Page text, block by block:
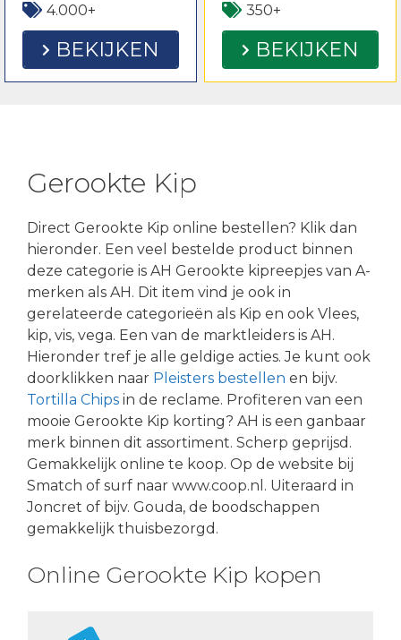
4.000+
BEKIJKEN
350+
BEKIJKEN
Gerookte Kip
Direct Gerookte Kip online bestellen? Klik dan
hieronder. Een veel bestelde product binnen
deze categorie is AH Gerookte kipreepjes van A-
merken als AH. Dit item vind je ook in
gerelateerde categorieën als Kip en ook Vlees,
kip, vis, vega. Een van de marktleiders is AH.
Hieronder tref je alle geldige acties. Je kunt ook
doorklikken naar Pleisters bestellen en bijv.
Tortilla Chips in de reclame. Profiteren van een
mooie Gerookte Kip korting? AH is een ganbaar
merk binnen dit assortiment. Scherp geprijsd.
Gemakkelijk online te koop. Op de website bij
Smatch of surf naar www.coop.nl. Uiteraard in
Joncret of bijv. Gouda, de boodschappen
gemakkelijk thuisbezorgd.
Online Gerookte Kip kopen